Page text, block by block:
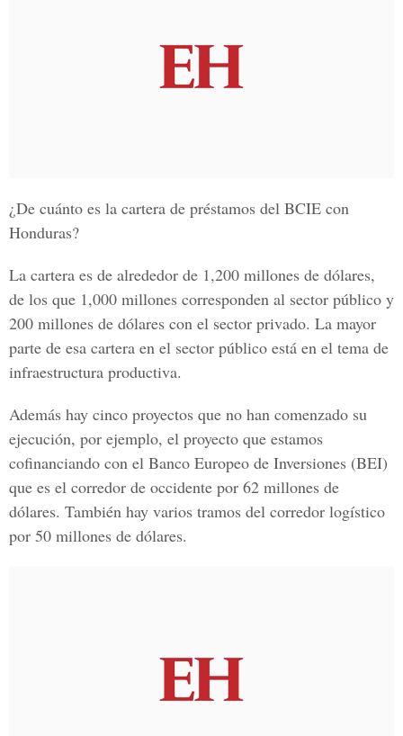
¿De cuánto es la cartera de préstamos del BCIE con
Honduras?
La cartera es de alrededor de 1,200 millones de dólares,
de los que 1,000 millones corresponden al sector público y
200 millones de dólares con el sector privado. La mayor
parte de esa cartera en el sector público está en el tema de
infraestructura productiva.
Además hay cinco proyectos que no han comenzado su
ejecución, por ejemplo, el proyecto que estamos
cofinanciando con el Banco Europeo de Inversiones (BEI)
que es el corredor de occidente por 62 millones de
dólares. También hay varios tramos del corredor logístico
por 50 millones de dólares.